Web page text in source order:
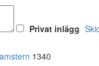
Privat inlägg
1340